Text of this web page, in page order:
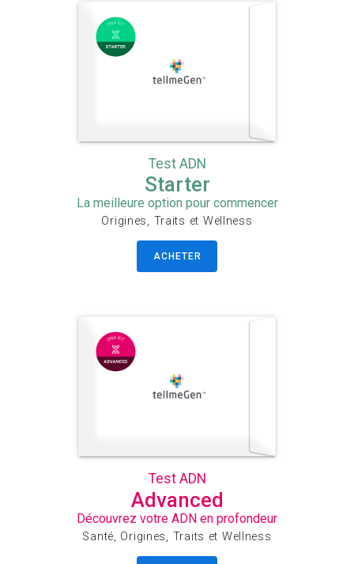
Test ADN
Starter
La meilleure option pour commencer
Origines, Traits et Wellness
ACHETER
Test ADN
Advanced
Découvrez votre ADN en profondeur
Santé, Origines, Traits et Wellness